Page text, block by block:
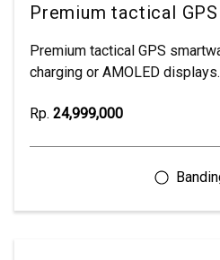
Premium tactical
Premium tactical GPS
charging or AMOLED displays.
Rp. 24,999,000